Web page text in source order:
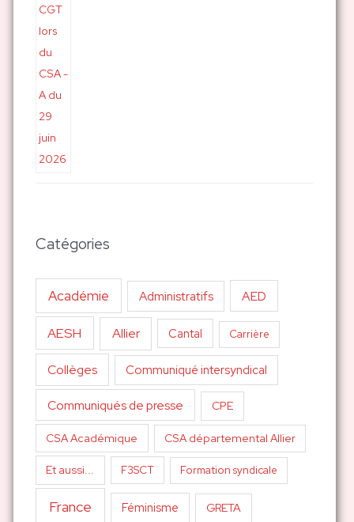
Catégories
Académie Administratifs AED
AESH Allier Cantal Carrière
Collèges Communiqué intersyndical
Communiqués de presse CPE
CSA Académique CSA départemental Allier
Et aussi... F3SCT Formation syndicale
France Féminisme GRETA